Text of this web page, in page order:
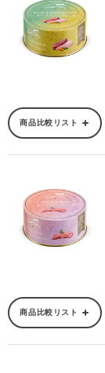
商品比較リスト
商品比較リスト